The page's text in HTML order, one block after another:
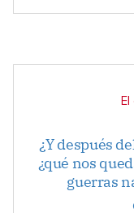
¿Y después
¿qué nos
guerras